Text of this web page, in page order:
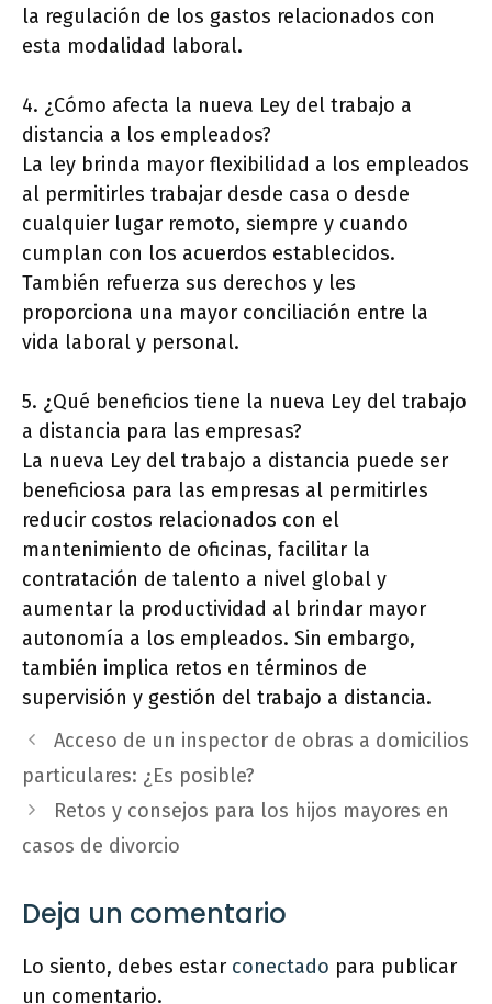
la regulación de los gastos relacionados con
esta modalidad laboral.
4. ¿Cómo afecta la nueva Ley del trabajo a
distancia a los empleados?
La ley brinda mayor flexibilidad a los empleados
al permitirles trabajar desde casa o desde
cualquier lugar remoto, siempre y cuando
cumplan con los acuerdos establecidos.
También refuerza sus derechos y les
proporciona una mayor conciliación entre la
vida laboral y personal.
5. ¿Qué beneficios tiene la nueva Ley del trabajo
a distancia para las empresas?
La nueva Ley del trabajo a distancia puede ser
beneficiosa para las empresas al permitirles
reducir costos relacionados con el
mantenimiento de oficinas, facilitar la
contratación de talento a nivel global y
aumentar la productividad al brindar mayor
autonomía a los empleados. Sin embargo,
también implica retos en términos de
supervisión y gestión del trabajo a distancia.
Acceso de un inspector de obras a domicilios
particulares: ¿Es posible?
Retos y consejos para los hijos mayores en
casos de divorcio
Deja un comentario
Lo siento, debes estar conectado para publicar
un comentario.